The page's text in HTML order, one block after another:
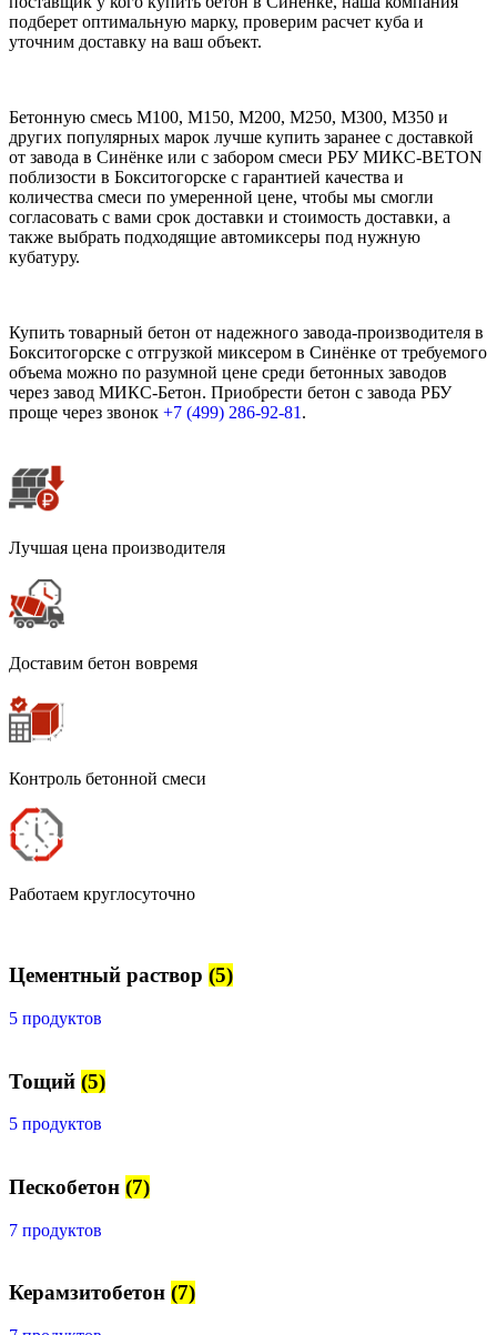
подберет оптимальную марку, проверим расчет куба и
уточним доставку на ваш объект.
Бетонную смесь М100, М150, М200, М250, М300, М350 и
других популярных марок лучше купить заранее с доставкой
от завода в Синёнке или с забором смеси РБУ МИКС-BETON
поблизости в Бокситогорске с гарантией качества и
количества смеси по умеренной цене, чтобы мы смогли
согласовать с вами срок доставки и стоимость доставки, а
также выбрать подходящие автомиксеры под нужную
кубатуру.
Купить товарный бетон от надежного завода-производителя в
Бокситогорске с отгрузкой миксером в Синёнке от требуемого
объема можно по разумной цене среди бетонных заводов
через завод МИКС-Бетон. Приобрести бетон с завода РБУ
проще через звонок +7 (499) 286-92-81 .
Лучшая цена производителя
Доставим бетон вовремя
Контроль бетонной смеси
Работаем круглосуточно
Цементный раствор (5)
5 продуктов
Тощий (5)
5 продуктов
Пескобетон (7)
7 продуктов
Керамзитобетон (7)